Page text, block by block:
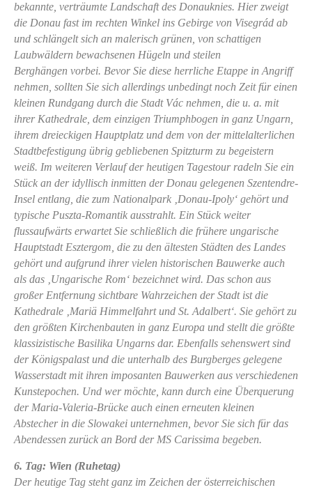
bekannte, verträumte Landschaft des Donauknies. Hier zweigt
die Donau fast im rechten Winkel ins Gebirge von Visegrád ab
und schlängelt sich an malerisch grünen, von schattigen
Laubwäldern bewachsenen Hügeln und steilen
Berghängen vorbei. Bevor Sie diese herrliche Etappe in Angriff
nehmen, sollten Sie sich allerdings unbedingt noch Zeit für einen
kleinen Rundgang durch die Stadt Vác nehmen, die u. a. mit
ihrer Kathedrale, dem einzigen Triumphbogen in ganz Ungarn,
ihrem dreieckigen Hauptplatz und dem von der mittelalterlichen
Stadtbefestigung übrig gebliebenen Spitzturm zu begeistern
weiß. Im weiteren Verlauf der heutigen Tagestour radeln Sie ein
Stück an der idyllisch inmitten der Donau gelegenen Szentendre-
Insel entlang, die zum Nationalpark ‚Donau-Ipoly‘ gehört und
typische Puszta-Romantik ausstrahlt. Ein Stück weiter
flussaufwärts erwartet Sie schließlich die frühere ungarische
Hauptstadt Esztergom, die zu den ältesten Städten des Landes
gehört und aufgrund ihrer vielen historischen Bauwerke auch
als das ‚Ungarische Rom‘ bezeichnet wird. Das schon aus
großer Entfernung sichtbare Wahrzeichen der Stadt ist die
Kathedrale ‚Mariä Himmelfahrt und St. Adalbert‘. Sie gehört zu
den größten Kirchenbauten in ganz Europa und stellt die größte
klassizistische Basilika Ungarns dar. Ebenfalls sehenswert sind
der Königspalast und die unterhalb des Burgberges gelegene
Wasserstadt mit ihren imposanten Bauwerken aus verschiedenen
Kunstepochen. Und wer möchte, kann durch eine Überquerung
der Maria-Valeria-Brücke auch einen erneuten kleinen
Abstecher in die Slowakei unternehmen, bevor Sie sich für das
Abendessen zurück an Bord der MS Carissima begeben.
6. Tag: Wien (Ruhetag)
Der heutige Tag steht ganz im Zeichen der österreichischen